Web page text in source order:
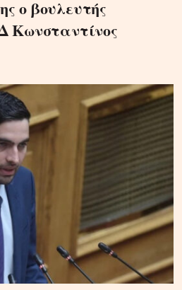
ο βουλευτής
Κωνσταντίνος